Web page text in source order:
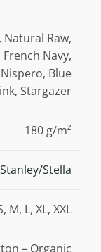
Natural Raw,
Navy,
Blue
Stargazer
180 g/m²
Stanley/Stella
M, L, XL, XXL
– Organic